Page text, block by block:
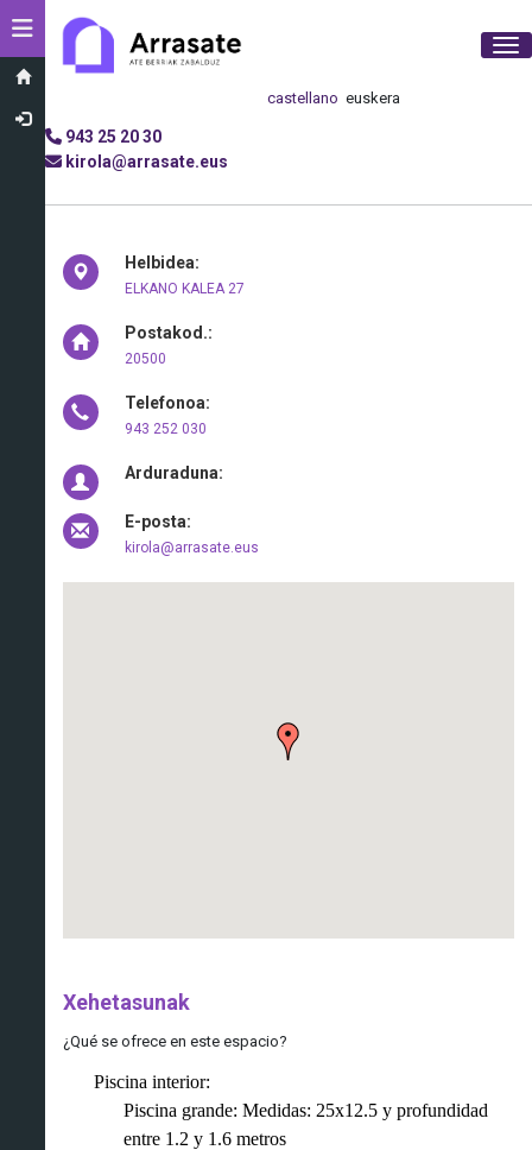
Toggle navigation
castellano euskera
943 25 20 30
kirola@arrasate.eus
Helbidea:
ELKANO KALEA 27
Postakod.:
20500
Telefonoa:
943 252 030
Arduraduna:
E-posta:
kirola@arrasate.eus
Xehetasunak
¿Qué se ofrece en este espacio?
Piscina interior:
Piscina grande: Medidas: 25x12.5 y profundidad
entre 1.2 y 1.6 metros